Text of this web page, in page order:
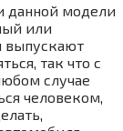
данной модели
или
выпускают
так что с
случае
человеком,